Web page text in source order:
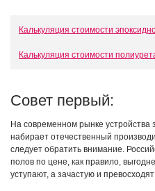
Калькуляция стоимости
Калькуляция стоимости
Совет первый:
На современном рынке
набирает отечественный
следует обратить внимание.
полов по цене, как правило,
уступают, а зачастую и